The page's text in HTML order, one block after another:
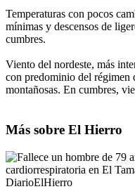
Temperaturas con pocos
mínimas y descensos de
cumbres.
Viento del nordeste, más
con predominio del régimen
montañosas. En cumbres,
Más sobre El Hierro
DiarioElHierro